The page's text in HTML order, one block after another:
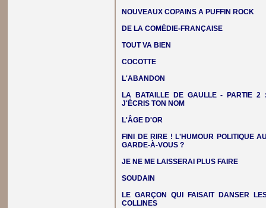
NOUVEAUX COPAINS A PUFFIN ROCK
DE LA COMÉDIE-FRANÇAISE
TOUT VA BIEN
COCOTTE
L'ABANDON
LA BATAILLE DE GAULLE - PARTIE 2
J'ÉCRIS TON NOM
L'ÂGE D'OR
FINI DE RIRE ! L'HUMOUR POLITIQUE
GARDE-À-VOUS ?
JE NE ME LAISSERAI PLUS FAIRE
SOUDAIN
LE GARÇON QUI FAISAIT DANSER
COLLINES